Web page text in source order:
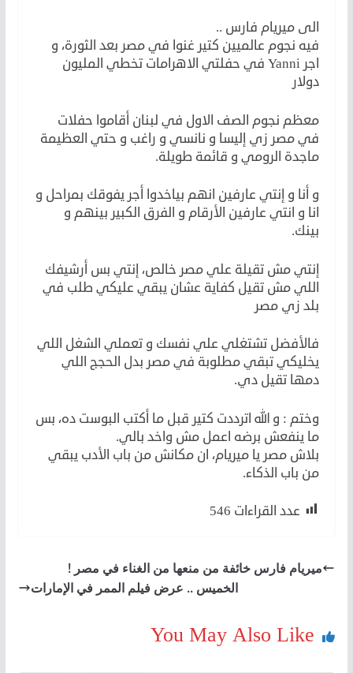
الى ميريام فارس ..
فيه نجوم عالميين كتير غنوا في مصر بعد الثورة، و
اجر Yanni في حفلتي الاهرامات تخطي المليون
دولار
معظم نجوم الصف الاول في لبنان أقاموا حفلات
في مصر زي إليسا و نانسي و راغب و حتي العظيمة
ماجدة الرومي و قائمة طويلة.
و أنا و إنتي عارفين انهم بياخدوا أجر يفوقك بمراحل و
انا و انتي عارفين الأرقام و الفرق الكبير بينهم و
بينك.
إنتي مش تقيلة علي مصر خالص، إنتي بس أرشيفك
اللي مش تقيل كفاية عشان يبقي عليكي طلب في
بلد زي مصر
فالأفضل تشتغلي علي نفسك و تعملي الشغل اللي
يخليكي تبقي مطلوبة في مصر بدل الحجج اللي
دمها تقيل دي.
وختم : و الله اترددت كتير قبل ما أكتب البوست ده، بس
ما ينفعش برضه اعمل مش واخد بالي.
بلاش مصر يا ميريام، ان مكانش من باب الأدب يبقي
من باب الذكاء.
عدد القراءات 546
ميريام فارس خائفة من منعها من الغناء في مصر !
الخميس .. عرض فيلم الممر في الإمارات
You May Also Like